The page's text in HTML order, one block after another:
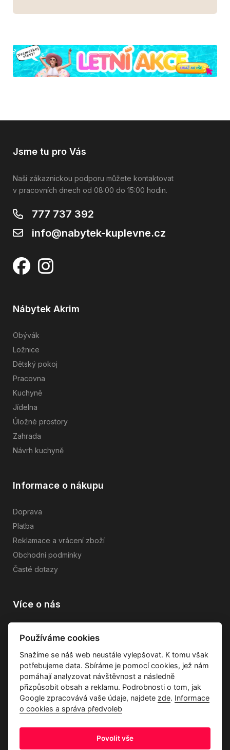
Jsme tu pro Vás
Naši zákaznickou podporu můžete kontaktovat
v pracovních dnech od 08:00 do 15:00 hodin.
777 737 392
info@nabytek-kuplevne.cz
Nábytek Akrim
Obývák
Ložnice
Dětský pokoj
Pracovna
Kuchyně
Jídelna
Úložné prostory
Zahrada
Návrh kuchyně
Informace o nákupu
Doprava
Platba
Reklamace a vrácení zboží
Obchodní podmínky
Časté dotazy
Více o nás
Průvodce tkaninami
Kontakty
Ochrana osobních údajů
Používáme cookies
Snažíme se náš web neustále vylepšovat. K tomu však
potřebujeme data. Sbíráme je pomocí cookies, jež nám
pomáhají analyzovat návštěvnost a následně
přizpůsobit obsah a reklamu. Podrobnosti o tom, jak
Google zpracovává vaše údaje, najdete zde. Informace
o cookies a správa předvoleb
Povolit vše